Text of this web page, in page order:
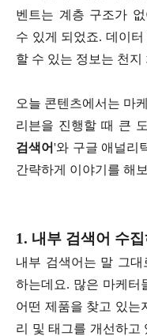
벤트는 계층 구조가
수 있게 되었죠. 데이
할 수 있는 정보는 천지
오늘 콘텐츠에서는 마
리븐을 진행할 때 큰
검색어'와 구글 애널리
간략하게 이야기를 해
1. 내부 검색어 수집
내부 검색어는 말 그
하는데요. 많은 마케터
어떤 제품을 찾고 있는
리 및 태그를 개선하고